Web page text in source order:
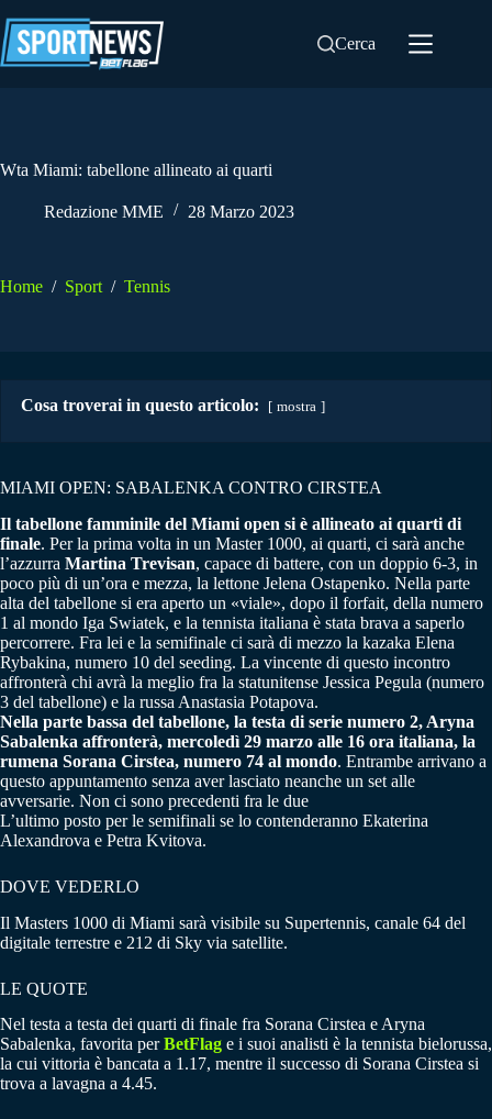
al
contenuto
Cerca
Wta Miami: tabellone allineato ai quarti
Redazione MME 28 Marzo 2023
Home / Sport / Tennis
Cosa troverai in questo articolo: mostra
MIAMI OPEN: SABALENKA CONTRO CIRSTEA
Il tabellone famminile del Miami open si è allineato ai quarti di
finale. Per la prima volta in un Master 1000, ai quarti, ci sarà anche
l’azzurra Martina Trevisan, capace di battere, con un doppio 6-3, in
poco più di un’ora e mezza, la lettone Jelena Ostapenko. Nella parte
alta del tabellone si era aperto un «viale», dopo il forfait, della numero
1 al mondo Iga Swiatek, e la tennista italiana è stata brava a saperlo
percorrere. Fra lei e la semifinale ci sarà di mezzo la kazaka Elena
Rybakina, numero 10 del seeding. La vincente di questo incontro
affronterà chi avrà la meglio fra la statunitense Jessica Pegula (numero
3 del tabellone) e la russa Anastasia Potapova.
Nella parte bassa del tabellone, la testa di serie numero 2, Aryna
Sabalenka affronterà, mercoledì 29 marzo alle 16 ora italiana, la
rumena Sorana Cirstea, numero 74 al mondo. Entrambe arrivano a
questo appuntamento senza aver lasciato neanche un set alle
avversarie. Non ci sono precedenti fra le due
L’ultimo posto per le semifinali se lo contenderanno Ekaterina
Alexandrova e Petra Kvitova.
DOVE VEDERLO
Il Masters 1000 di Miami sarà visibile su Supertennis, canale 64 del
digitale terrestre e 212 di Sky via satellite.
LE QUOTE
Nel testa a testa dei quarti di finale fra Sorana Cirstea e Aryna
Sabalenka, favorita perBetFlag e i suoi analisti è la tennista bielorussa,
la cui vittoria è bancata a 1.17, mentre il successo di Sorana Cirstea si
trova a lavagna a 4.45.